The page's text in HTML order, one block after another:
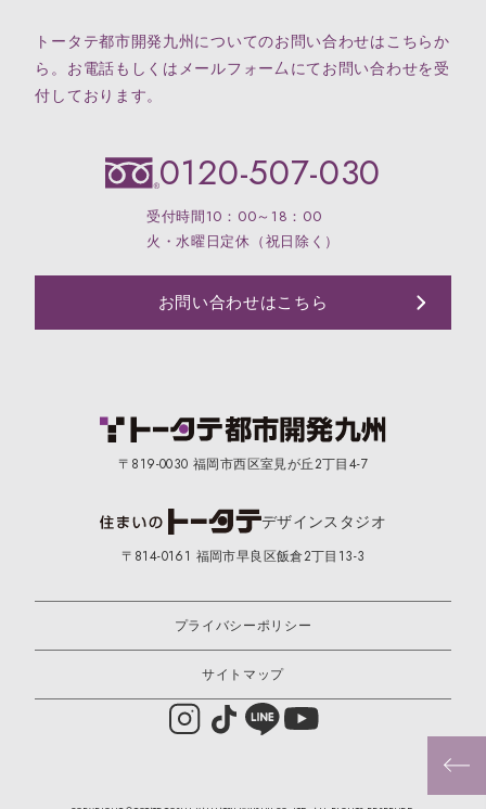
トータテ都市開発九州についてのお問い合わせはこちらか
ら。お電話もしくはメールフォー厶にてお問い合わせを受
付しております。
0120-507-030
受付時間10：00～18：00
火・水曜日定休（祝日除く）
お問い合わせはこちら
〒819-0030 福岡市西区室見が丘2丁目4-7
デザインスタジオ
〒814-0161 福岡市早良区飯倉2丁目13-3
プライバシーポリシー
サイトマップ